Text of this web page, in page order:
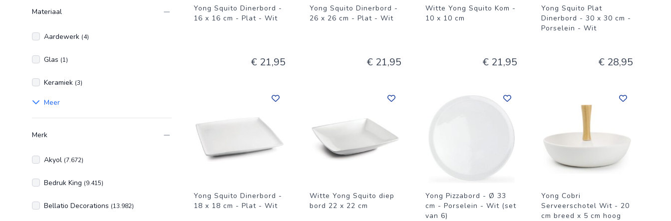
Materiaal
Aardewerk (4)
Glas (1)
Keramiek (3)
Meer
Merk
Akyol (7.672)
Bedruk King (9.415)
Bellatio Decorations (13.982)
Yong Squito Dinerbord -
16 x 16 cm - Plat - Wit
€ 21,95
Yong Squito Dinerbord -
26 x 26 cm - Plat - Wit
€ 21,95
Witte Yong Squito Kom -
10 x 10 cm
€ 21,95
Yong Squito Plat
Dinerbord - 30 x 30 cm -
Porselein - Wit
€ 28,95
Yong Squito Dinerbord -
18 x 18 cm - Plat - Wit
Witte Yong Squito diep
bord 22 x 22 cm
Yong Pizzabord - Ø 33
cm - Porselein - Wit (set
van 6)
Yong Cobri
Serveerschotel Wit - 20
cm breed x 5 cm hoog